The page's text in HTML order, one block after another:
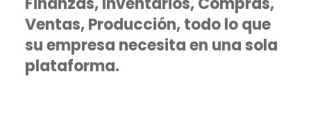
Ventas, Producción, todo lo que
su empresa necesita en una sola
plataforma.